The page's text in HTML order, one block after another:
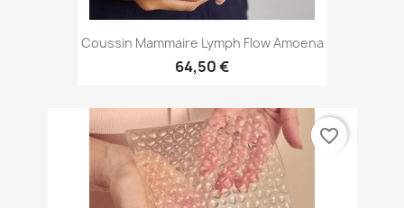
Coussin Mammaire Lymph Flow Amoena
64,50 €
favorite_border